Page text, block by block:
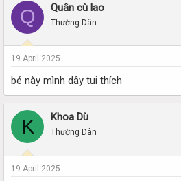
Q Quân cù lao
Thường Dân
19 April 2025
bé này mình dây tui thích
K Khoa Dù
Thường Dân
19 April 2025